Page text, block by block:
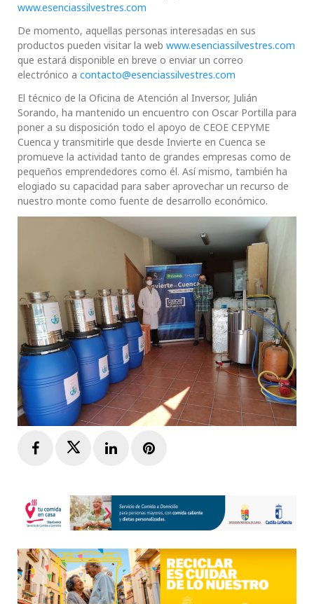
www.esenciassilvestres.com
De momento, aquellas personas interesadas en sus
productos pueden visitar la web www.esenciassilvestres.com
que estará disponible en breve o enviar un correo
electrónico a contacto@esenciassilvestres.com
El técnico de la Oficina de Atención al Inversor, Julián
Sorando, ha mantenido un encuentro con Oscar Portilla para
poner a su disposición todo el apoyo de CEOE CEPYME
Cuenca y transmitirle que desde Invierte en Cuenca se
promueve la actividad tanto de grandes empresas como de
pequeños emprendedores como él. Así mismo, también ha
elogiado su capacidad para saber aprovechar un recurso de
nuestro monte como fuente de desarrollo económico.
FacebookTwitterLinkedInPinterest